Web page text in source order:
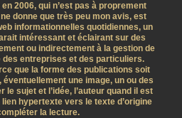
2006, qui n’est pas à proprement
donne que très peu mon avis, est
informationnelles quotidiennes, un
intéressant et éclairant sur des
ou indirectement à la gestion de
des entreprises et des particuliers.
que la forme des publications soit
une image, un ou des
sujet et l’idée, l’auteur quand il est
hypertexte vers le texte d’origine
la lecture.